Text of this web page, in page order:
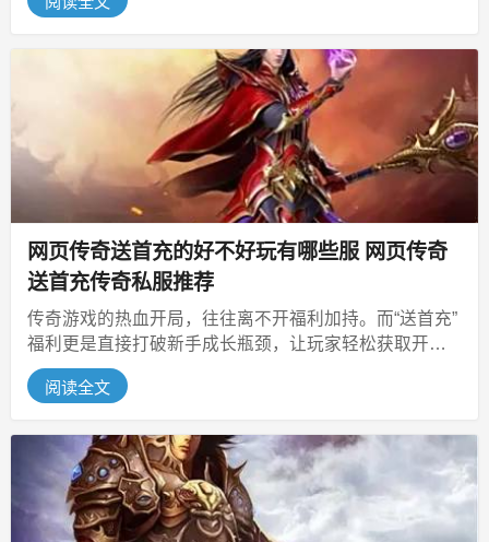
网页传奇送首充的好不好玩有哪些服 网页传奇
送首充传奇私服推荐
传奇游戏的热血开局，往往离不开福利加持。而“送首充”
福利更是直接打破新手成长瓶颈，让玩家轻松获取开荒
神装与核心特权，快速融入打宝...
阅读全文